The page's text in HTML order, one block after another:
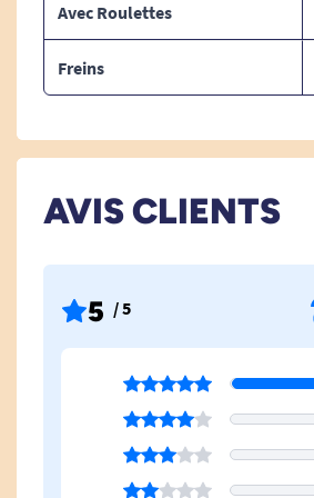
chargement partiel avec une
charge défavorable entraîne un
basculement.
doit toujours être guidée d’une
Voir tous les accessoires de lits
Avec Roulettes
Freins
AVIS CLIENTS
5 / 5